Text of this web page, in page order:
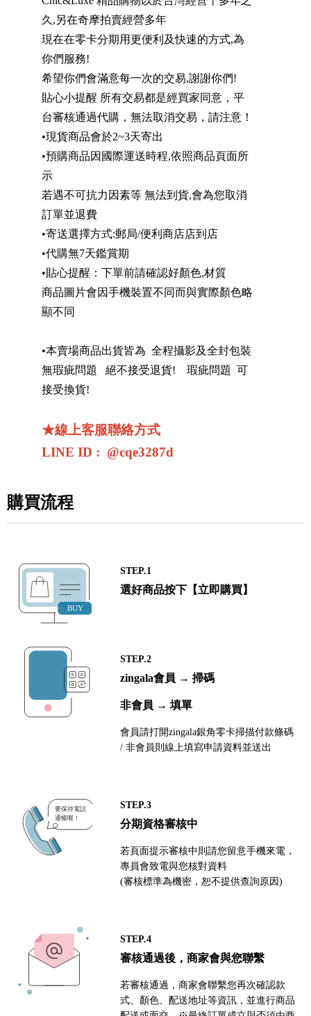
久,另在奇摩拍賣經營多年
現在在零卡分期用更便利及快速的方式,為
你們服務!
希望你們會滿意每一次的交易,謝謝你們!
貼心小提醒 所有交易都是經買家同意，平
台審核通過代購，無法取消交易，請注意！
•現貨商品會於2~3天寄出
•預購商品因國際運送時程,依照商品頁面所
示
若遇不可抗力因素等 無法到貨,會為您取消
訂單並退費
•寄送選擇方式:郵局/便利商店店到店
•代購無7天鑑賞期
•貼心提醒：下單前請確認好顏色,材質
商品圖片會因手機裝置不同而與實際顏色略
顯不同
•本賣場商品出貨皆為 全程攝影及全封包裝
無瑕疵問題 絕不接受退貨! 瑕疵問題 可
接受換貨!
★線上客服聯絡方式
LINE ID : @cqe3287d
購買流程
STEP.1
選好商品按下【立即購買】
STEP.2
zingala會員 → 掃碼
非會員 → 填單
會員請打開zingala銀角零卡掃描付款條碼
/ 非會員則線上填寫申請資料並送出
STEP.3
分期資格審核中
若頁面提示審核中則請您留意手機來電，
專員會致電與您核對資料
(審核標準為機密，恕不提供查詢原因)
STEP.4
審核通過後，商家會與您聯繫
若審核通過，商家會聯繫您再次確認款
式、顏色、配送地址等資訊，並進行商品